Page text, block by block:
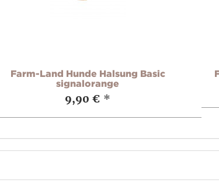
Farm-Land Hunde Halsung Basic
signalorange
9,90 € *